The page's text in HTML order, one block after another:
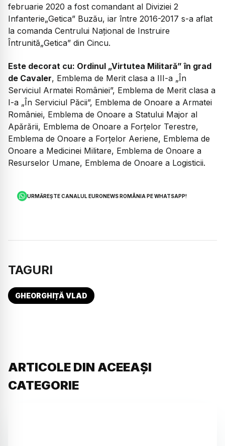
februarie 2020 a fost comandant al Diviziei 2
Infanterie„Getica” Buzău, iar între 2016-2017 s-a aflat
la comanda Centrului Naţional de Instruire
Întrunită„Getica” din Cincu.
Este decorat cu: Ordinul „Virtutea Militară” în grad
de Cavaler, Emblema de Merit clasa a III-a „În
Serviciul Armatei României”, Emblema de Merit clasa a
I-a „În Serviciul Păcii”, Emblema de Onoare a Armatei
României, Emblema de Onoare a Statului Major al
Apărării, Emblema de Onoare a Forţelor Terestre,
Emblema de Onoare a Forţelor Aeriene, Emblema de
Onoare a Medicinei Militare, Emblema de Onoare a
Resurselor Umane, Emblema de Onoare a Logisticii.
URMĂREȘTE CANALUL EURONEWS ROMÂNIA PE WHATSAPP!
TAGURI
GHEORGHIȚĂ VLAD
ARTICOLE DIN ACEEAȘI
CATEGORIE